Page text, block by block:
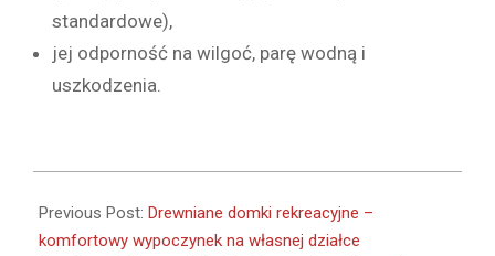
standardowe),
jej odporność na wilgoć, parę wodną i
uszkodzenia.
03-
25
Previous Post: Drewniane domki rekreacyjne –
komfortowy wypoczynek na własnej działce